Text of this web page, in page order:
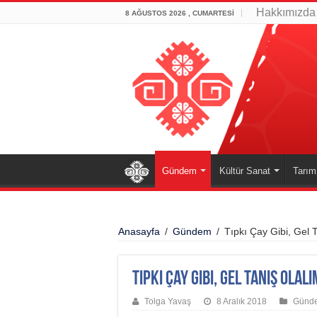
8 AĞUSTOS 2026 , CUMARTESI Hakkımızda
Gündem Kültür Sanat
Anasayfa / Gündem / Tıpkı Çay Gibi, Gel
Tıpkı Çay Gibi, Gel Tanış
Tolga Yavaş 8 Aralık 2018